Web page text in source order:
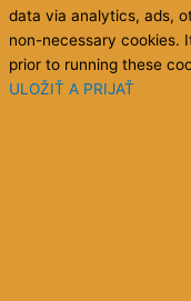
data via analytics, ads,
non-necessary cookies.
prior to running these
ULOŽIŤ A PRIJAŤ